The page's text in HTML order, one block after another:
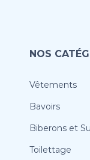
NOS
Vêtements
Bavoirs
Biberons et
Toilettage